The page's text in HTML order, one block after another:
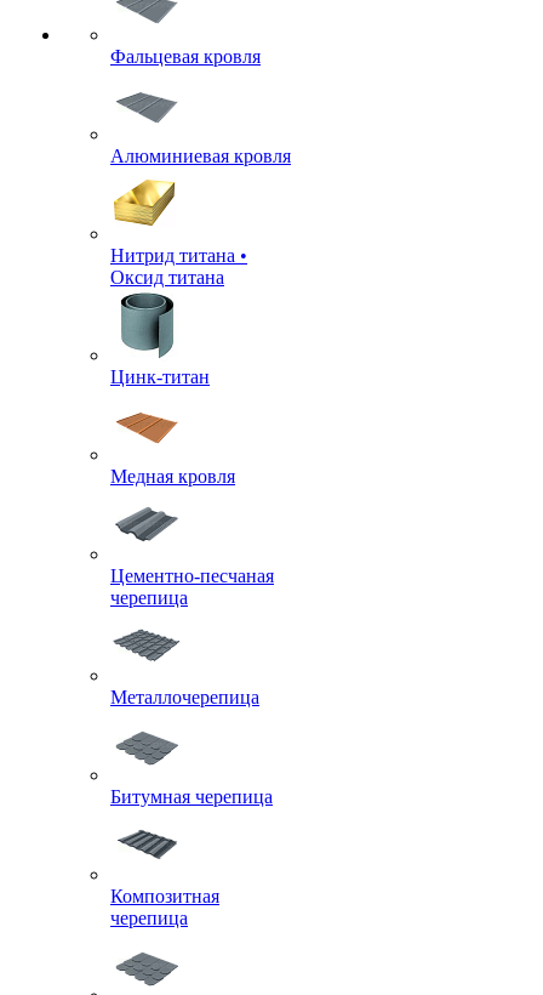
Фальцевая кровля
Алюминиевая кровля
Нитрид титана •
Оксид титана
Цинк-титан
Медная кровля
Цементно-песчаная
черепица
Металлочерепица
Битумная черепица
Композитная
черепица